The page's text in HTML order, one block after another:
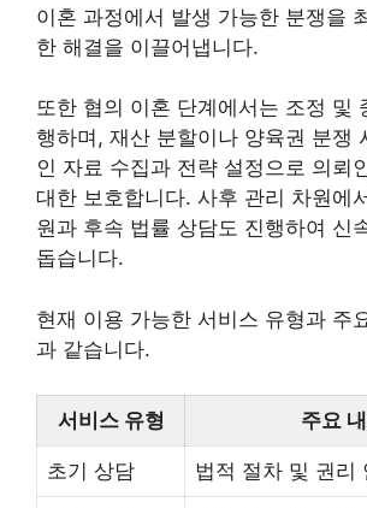
이혼 과정에서 발생 가능한 분쟁을
한 해결을 이끌어냅니다.
또한 협의 이혼 단계에서는 조정 및
행하며, 재산 분할이나 양육권 분쟁
인 자료 수집과 전략 설정으로 의뢰
대한 보호합니다. 사후 관리 차원에
원과 후속 법률 상담도 진행하여 신
돕습니다.
현재 이용 가능한 서비스 유형과 주
과 같습니다.
서비스 유형 주요
초기 상담 법적 절차 및 권리